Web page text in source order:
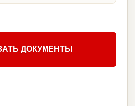
ДОКУМЕНТЫ